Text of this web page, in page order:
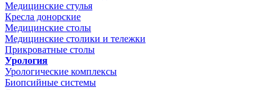
Медицинские стулья
Кресла донорские
Медицинские столы
Медицинские столики и тележки
Прикроватные столы
Урология
Урологические комплексы
Биопсийные системы